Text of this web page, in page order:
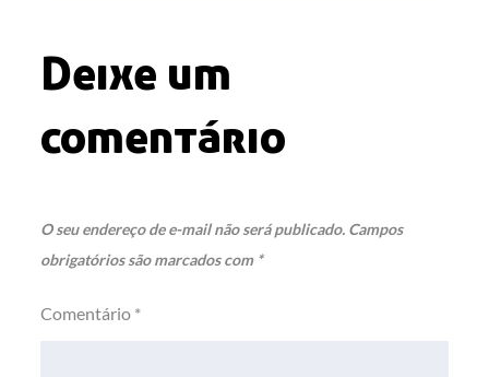
Deixe um
comentário
O seu endereço de e-mail não será publicado. Campos
obrigatórios são marcados com *
Comentário *